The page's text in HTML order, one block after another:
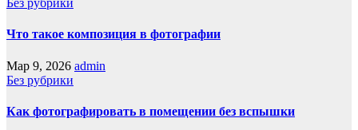
Без рубрики
Что такое композиция в фотографии
Мар 9, 2026 admin
Без рубрики
Как фотографировать в помещении без вспышки